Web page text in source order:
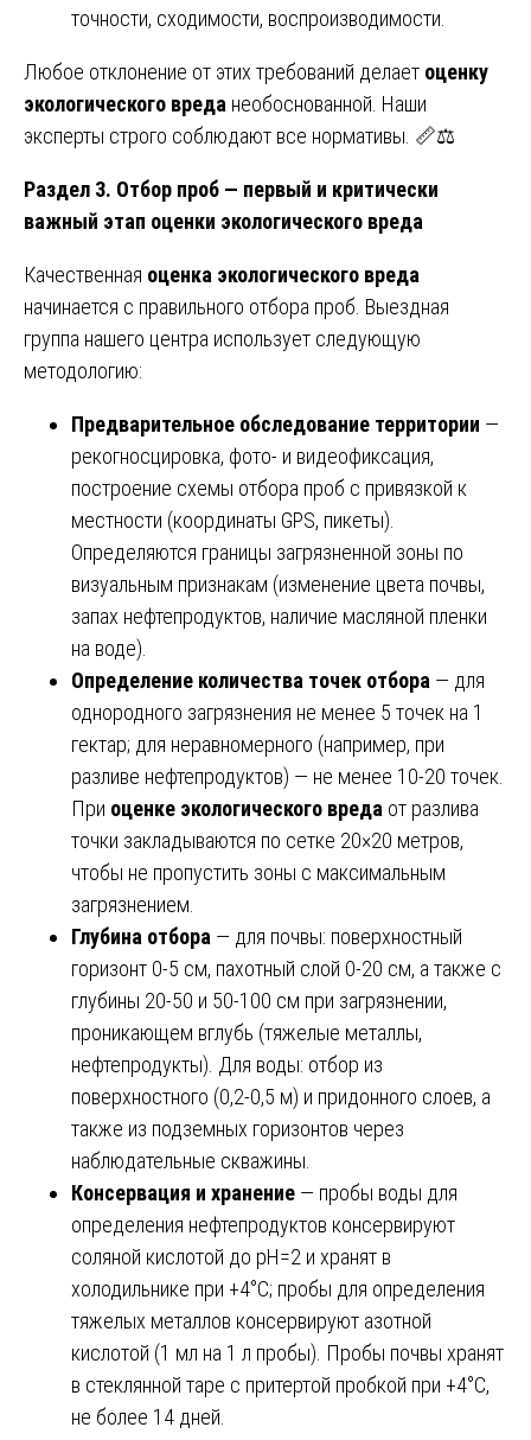
точности, сходимости, воспроизводимости.
Любое отклонение от этих требований делает оценку
экологического вреда необоснованной. Наши
эксперты строго соблюдают все нормативы. 📏⚖️
Раздел 3. Отбор проб — первый и критически
важный этап оценки экологического вреда
Качественная оценка экологического вреда
начинается с правильного отбора проб. Выездная
группа нашего центра использует следующую
методологию:
Предварительное обследование территории —
рекогносцировка, фото- и видеофиксация,
построение схемы отбора проб с привязкой к
местности (координаты GPS, пикеты).
Определяются границы загрязненной зоны по
визуальным признакам (изменение цвета почвы,
запах нефтепродуктов, наличие масляной пленки
на воде).
Определение количества точек отбора — для
однородного загрязнения не менее 5 точек на 1
гектар; для неравномерного (например, при
разливе нефтепродуктов) — не менее 10-20 точек.
При оценке экологического вреда от разлива
точки закладываются по сетке 20×20 метров,
чтобы не пропустить зоны с максимальным
загрязнением.
Глубина отбора — для почвы: поверхностный
горизонт 0-5 см, пахотный слой 0-20 см, а также с
глубины 20-50 и 50-100 см при загрязнении,
проникающем вглубь (тяжелые металлы,
нефтепродукты). Для воды: отбор из
поверхностного (0,2-0,5 м) и придонного слоев, а
также из подземных горизонтов через
наблюдательные скважины.
Консервация и хранение — пробы воды для
определения нефтепродуктов консервируют
соляной кислотой до pH=2 и хранят в
холодильнике при +4°C; пробы для определения
тяжелых металлов консервируют азотной
кислотой (1 мл на 1 л пробы). Пробы почвы хранят
в стеклянной таре с притертой пробкой при +4°C,
не более 14 дней.